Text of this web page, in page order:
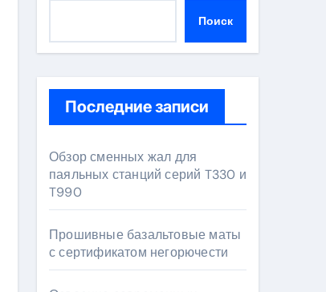
Поиск
Последние записи
Обзор сменных жал для
паяльных станций серий T330 и
T990
Прошивные базальтовые маты
с сертификатом негорючести